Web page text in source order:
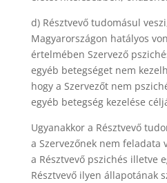
d) Résztvevő tudomásul
Magyarországon hatályos
értelmében Szervező
egyéb betegséget nem
hogy a Szervezőt nem
egyéb betegség kezelése
Ugyanakkor a Résztvevő
a Szervezőnek nem feladata
a Résztvevő pszichés illetve
Résztvevő ilyen állapotának